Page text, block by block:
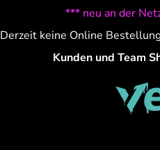
*** neu an der
Derzeit keine Online
Kunden und Team